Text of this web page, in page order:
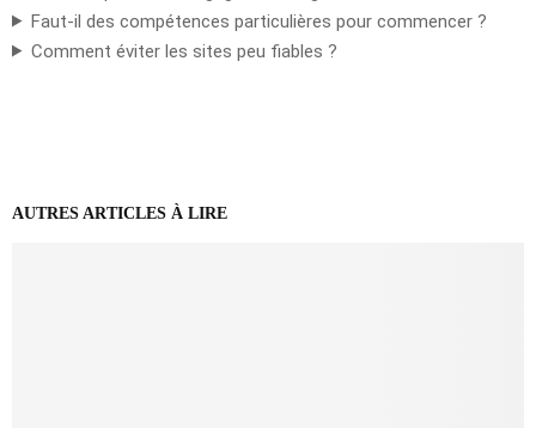
Faut-il des compétences particulières pour commencer ?
Comment éviter les sites peu fiables ?
AUTRES ARTICLES À LIRE